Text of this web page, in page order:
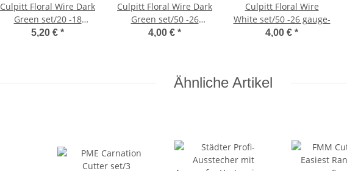
Culpitt Floral Wire Dark
Green set/20 -18
gauge-
5,20 € *
Culpitt Floral Wire Dark
Green set/50 -26
gauge-
4,00 € *
Culpitt Floral Wire
White set/50 -26 gauge-
4,00 € *
Ähnliche Artikel